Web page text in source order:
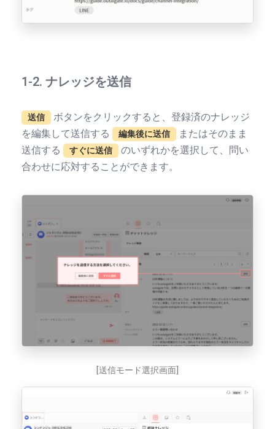
1-2. ナレッジを送信
送信
ボタンをクリックすると、登録済のナレッジ
を編集して送信する
編集後に送信
またはそのまま
送信する
すぐに送信
のいずれかを選択して、問い
合わせに応対することができます。
[送信モード選択画面]